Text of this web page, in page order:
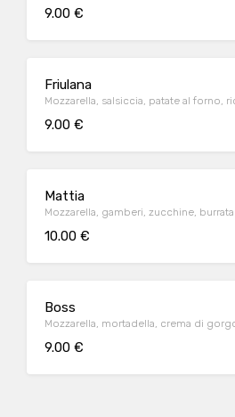
9.00 €
Friulana
Mozzarella, salsiccia, patate al forno,
9.00 €
Mattia
Mozzarella, gamberi, zucchine, burrata
10.00 €
Boss
Mozzarella, mortadella, crema di
9.00 €